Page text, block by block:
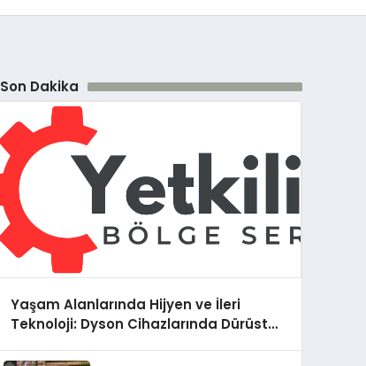
Son Dakika
Yaşam Alanlarında Hijyen ve İleri
Teknoloji: Dyson Cihazlarında Dürüst